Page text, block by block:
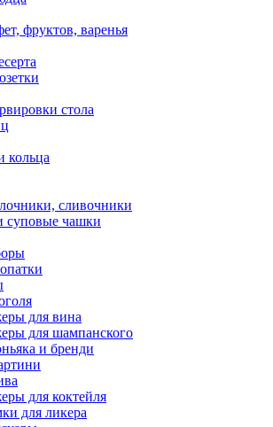
фруктов, варенья
стола
кольца
сливочники
суповые чашки
для вина
для шампанского
и бренди
для коктейля
для ликера